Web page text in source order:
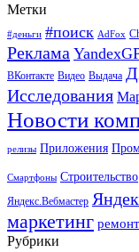
Метки
#деньги #поиск AdFox
Реклама
ВКонтакте Видео Выдача
Исследования
Новости
релизы Приложения
Смартфоны Строительство
Яндекс.Вебмастер
маркетинг ремонт
Рубрики